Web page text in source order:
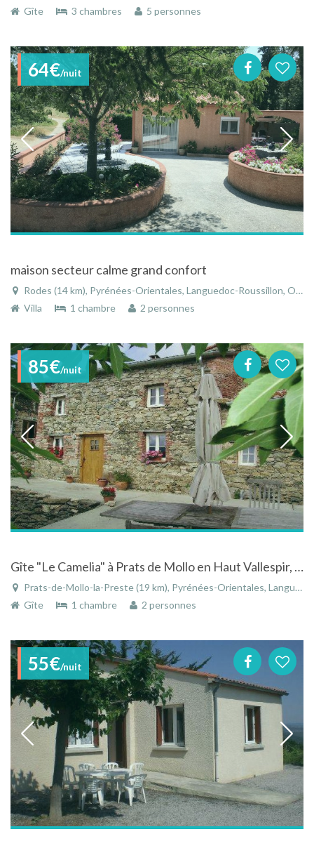
Gîte 3 chambres 5 personnes
64€/nuit
maison secteur calme grand confort
Rodes (14 km), Pyrénées-Orientales, Languedoc-Roussillon, Occitanie, France
Villa
1 chambre 2 personnes
85€/nuit
Gîte "Le Camelia" à Prats de Mollo en Haut Vallespir, grande terrasse, piscine et vue impressionante
Prats-de-Mollo-la-Preste (19 km), Pyrénées-Orientales, Languedoc-Roussillon, Occitanie, France
Gîte
1 chambre 2 personnes
55€/nuit